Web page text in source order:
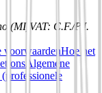
(MI) VAT: C.F./P.I.
voorwaardenHoe het
ons Algemene